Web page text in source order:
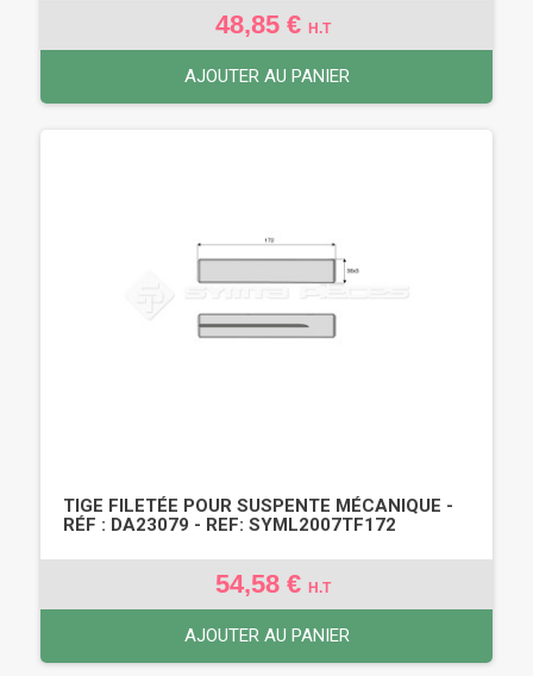
48,85 € H.T
AJOUTER AU PANIER
TIGE FILETÉE POUR SUSPENTE MÉCANIQUE -
RÉF : DA23079 - REF: SYML2007TF172
54,58 € H.T
AJOUTER AU PANIER